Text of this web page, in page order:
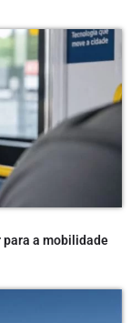
a mobilidade